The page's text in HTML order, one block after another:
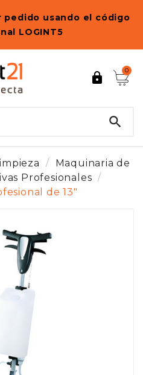
pedido usando el código
LOGINT5

0

Maquinaria de
Profesionales
de 13"